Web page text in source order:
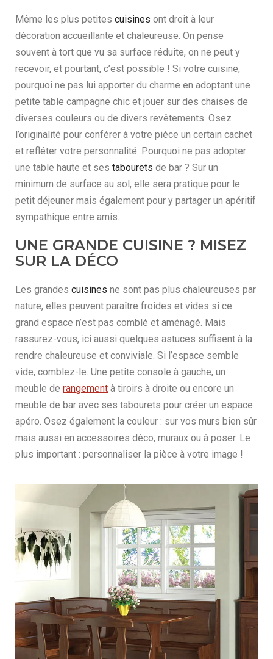
Même les plus petites cuisines ont droit à leur
décoration accueillante et chaleureuse. On pense
souvent à tort que vu sa surface réduite, on ne peut y
recevoir, et pourtant, c’est possible ! Si votre cuisine,
pourquoi ne pas lui apporter du charme en adoptant une
petite table campagne chic et jouer sur des chaises de
diverses couleurs ou de divers revêtements. Osez
l’originalité pour conférer à votre pièce un certain cachet
et refléter votre personnalité. Pourquoi ne pas adopter
une table haute et ses tabourets de bar ? Sur un
minimum de surface au sol, elle sera pratique pour le
petit déjeuner mais également pour y partager un apéritif
sympathique entre amis.
UNE GRANDE CUISINE ? MISEZ
SUR LA DÉCO
Les grandes cuisines ne sont pas plus chaleureuses par
nature, elles peuvent paraître froides et vides si ce
grand espace n’est pas comblé et aménagé. Mais
rassurez-vous, ici aussi quelques astuces suffisent à la
rendre chaleureuse et conviviale. Si l’espace semble
vide, comblez-le. Une petite console à gauche, un
meuble de rangement à tiroirs à droite ou encore un
meuble de bar avec ses tabourets pour créer un espace
apéro. Osez également la couleur : sur vos murs bien sûr
mais aussi en accessoires déco, muraux ou à poser. Le
plus important : personnaliser la pièce à votre image !